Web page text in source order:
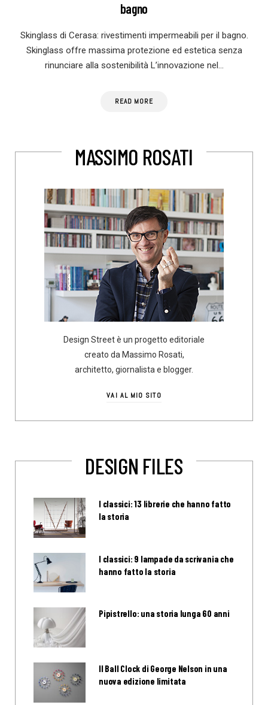
bagno
Skinglass di Cerasa: rivestimenti impermeabili per il bagno.
Skinglass offre massima protezione ed estetica senza
rinunciare alla sostenibilità L’innovazione nel…
READ MORE
MASSIMO ROSATI
Design Street è un progetto editoriale
creato da Massimo Rosati,
architetto, giornalista e blogger.
VAI AL MIO SITO
DESIGN FILES
I classici: 13 librerie che hanno fatto
la storia
I classici: 9 lampade da scrivania che
hanno fatto la storia
Pipistrello: una storia lunga 60 anni
Il Ball Clock di George Nelson in una
nuova edizione limitata